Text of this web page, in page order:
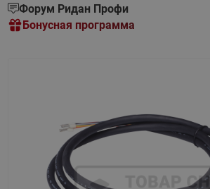
Форум Ридан Профи
Бонусная программа
Назад